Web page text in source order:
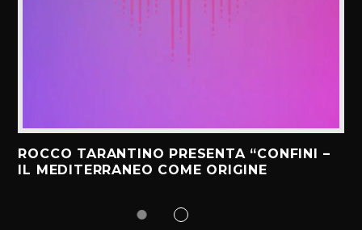
ROCCO TARANTINO PRESENTA “CONFINI –
IL MEDITERRANEO COME ORIGINE